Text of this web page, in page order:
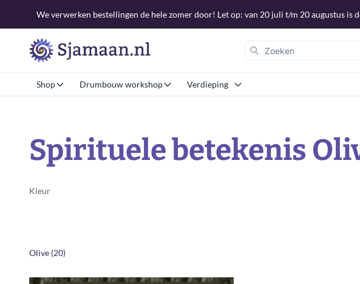
We verwerken bestellingen de hele zomer door! Let op: van 20 juli t/m 20 augustus
Shop Drumbouw workshop Verdieping
Spirituele betekenis
Kleur
Olive (20)